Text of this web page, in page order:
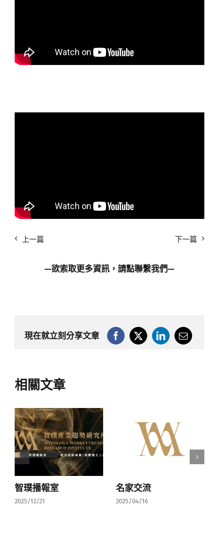
上一篇 下一篇
—欲索取更多資訊，請點聯繫我們—
現在就立刻分享文章
相關文章
智璞播報室
2025/12/21
名家交流
2025/04/16